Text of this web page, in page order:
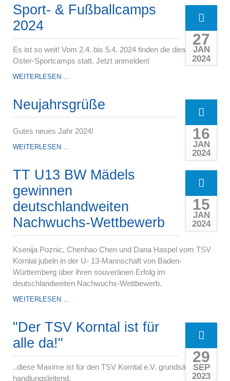
SPORTANLAGE
Sport- & Fußballcamps
2024
27
JAN
2024
Es ist so weit! Vom 2.4. bis 5.4. 2024 finden die diesjährigen
Oster-Sportcamps statt. Jetzt anmelden!
WEITERLESEN …
024
Neujahrsgrüße
16
JAN
2024
Gutes neues Jahr 2024!
WEITERLESEN …
TT U13 BW Mädels
gewinnen
deutschlandweiten
Nachwuchs-Wettbewerb
15
JAN
2024
Ksenija Poznic, Chenhao Chen und Dana Haspel vom TSV
Korntal jubeln in der U- 13-Mannschaft von Baden-
Württemberg über ihren souveränen Erfolg im
deutschlandweiten Nachwuchs-Wettbewerb.
WEITERLESEN …
"Der TSV Korntal ist für
alle da!"
29
SEP
2023
..diese Maxime ist für den TSV Korntal e.V. grundsätzlich
handlungsleitend.